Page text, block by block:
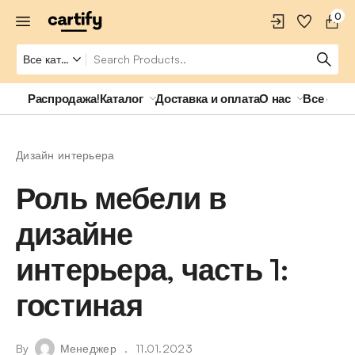
0
Распродажа!Каталог Доставка и оплатаО нас Все о
Дизайн интерьера
Роль мебели в
дизайне
интерьера, часть 1:
гостиная
By Менеджер 11.01.2023